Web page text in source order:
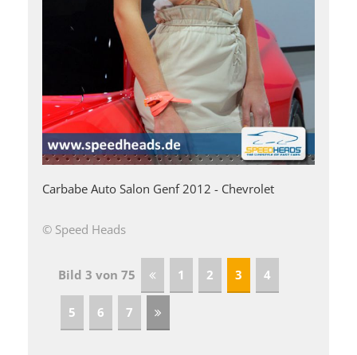
Carbabe Auto Salon Genf 2012 - Chevrolet
© Speed Heads
Bild 3 von 75 1 2 3 4
5 6 7